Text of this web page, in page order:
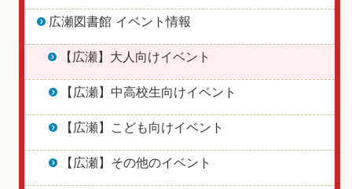
広瀬図書館 イベント情報
【広瀬】大人向けイベント
【広瀬】中高校生向けイベント
【広瀬】こども向けイベント
【広瀬】その他のイベント